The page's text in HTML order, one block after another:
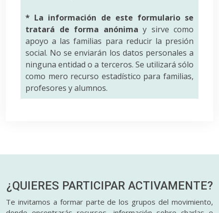
* La información de este formulario se
tratará de forma anónima y sirve como
apoyo a las familias para reducir la presión
social. No se enviarán los datos personales a
ninguna entidad o a terceros. Se utilizará sólo
como mero recurso estadístico para familias,
profesores y alumnos.
¿QUIERES PARTICIPAR ACTIVAMENTE?
Te invitamos a formar parte de los grupos del movimiento,